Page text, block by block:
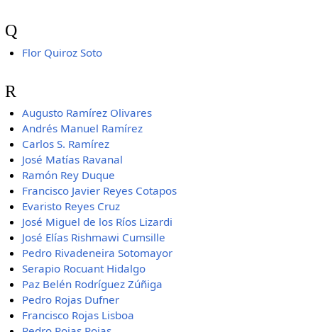
Q
Flor Quiroz Soto
R
Augusto Ramírez Olivares
Andrés Manuel Ramírez
Carlos S. Ramírez
José Matías Ravanal
Ramón Rey Duque
Francisco Javier Reyes Cotapos
Evaristo Reyes Cruz
José Miguel de los Ríos Lizardi
José Elías Rishmawi Cumsille
Pedro Rivadeneira Sotomayor
Serapio Rocuant Hidalgo
Paz Belén Rodríguez Zúñiga
Pedro Rojas Dufner
Francisco Rojas Lisboa